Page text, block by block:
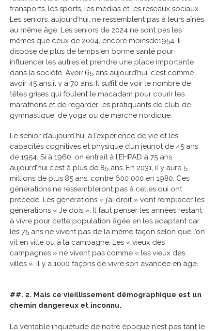
transports, les sports, les médias et les réseaux sociaux.
Les seniors, aujourd’hui, ne ressemblent pas à leurs aînés
au même âge. Les seniors de 2024 ne sont pas les
mêmes que ceux de 2004, encore moinsde1954. Il
dispose de plus de temps en bonne santé pour
influencer les autres et prendre une place importante
dans la société. Avoir 65 ans aujourd’hui, c’est comme
avoir 45 ans il y a 70 ans. Il suffit de voir le nombre de
têtes grises qui foulent le macadam pour courir les
marathons et de regarder les pratiquants de club de
gymnastique, de yoga ou de marche nordique.
Le senior d’aujourd’hui à l’expérience de vie et les
capacités cognitives et physique d’un jeunot de 45 ans
de 1954. Si à 1960, on entrait à l’EHPAD à 75 ans
aujourd’hui c’est à plus de 85 ans. En 2031, il y aura 5
millions de plus 85 ans, contre 600 000 en 1980. Ces
générations ne ressembleront pas à celles qui ont
précédé. Les générations « j’ai droit » vont remplacer les
générations « Je dois ». Il faut penser les années restant
à vivre pour cette population âgée en les adaptant car
les 75 ans ne vivent pas de la même façon selon que l’on
vit en ville ou à la campagne. Les « vieux des
campagnes » ne vivent pas comme « les vieux des
villes ». Il y a 1000 façons de vivre son avancée en âge.
##. 2. Mais ce vieillissement démographique est un
chemin dangereux et inconnu.
La véritable inquiétude de notre époque n’est pas tant le